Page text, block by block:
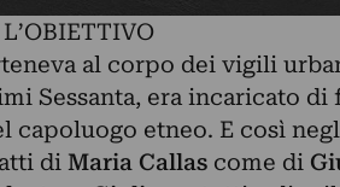
al corpo dei vigili
Sessanta, era incaricato di
capoluogo etneo. E così
di Maria Callascome di